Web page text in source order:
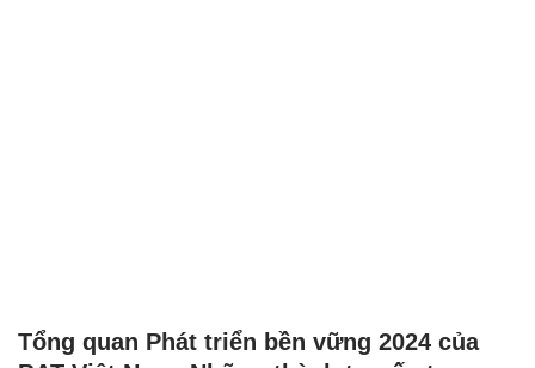
Tổng quan Phát triển bền vững 2024 của